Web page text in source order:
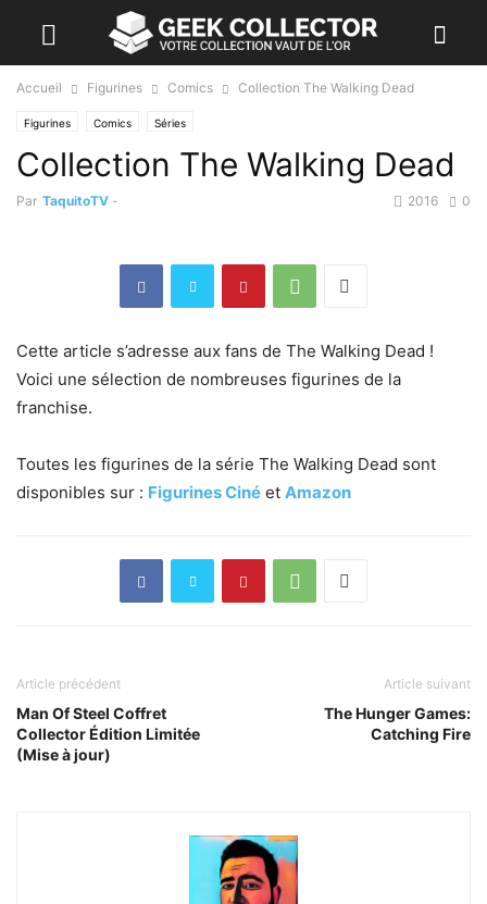
Accueil Figurines Comics Collection The Walking Dead
Figurines Comics Séries
Collection The Walking Dead
Par TaquitoTV - 0
2016
Cette article s’adresse aux fans de The Walking Dead !
Voici une sélection de nombreuses figurines de la
franchise.
Toutes les figurines de la série The Walking Dead sont
disponibles sur : Figurines Ciné et Amazon
Article précédent
Man Of Steel Coffret
Collector Édition Limitée
(Mise à jour)
Article suivant
The Hunger Games:
Catching Fire